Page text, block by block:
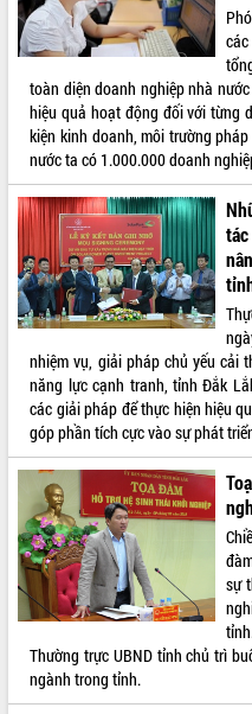
ĐIỂM TIN VĂN BẢN
QUY HOẠCH - KẾ HOẠCH
VIDEO
toàn diện doanh nghiệp nhà
hiệu quả hoạt động đối với từng
kiện kinh doanh, môi trường
nước ta có 1.000.000 doanh
nhiệm vụ, giải pháp chủ yếu cải
năng lực cạnh tranh, tỉnh Đắk
các giải pháp để thực hiện hiệu
góp phần tích cực vào sự phát
sự
Thường trực UBND tỉnh chủ trì
ngành trong tỉnh.